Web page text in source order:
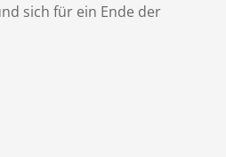
sich für ein Ende der